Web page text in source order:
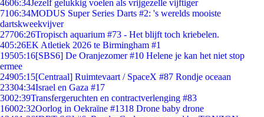
4606:34Jezelf gelukkig voelen als vrijgezelle vijftiger
7106:34MODUS Super Series Darts #2: 's werelds mooiste
dartskweekvijver
27706:26Tropisch aquarium #73 - Het blijft toch kriebelen.
405:26EK Atletiek 2026 te Birmingham #1
19505:16[SBS6] De Oranjezomer #10 Helene je kan het niet stop
ermee
24905:15[Centraal] Ruimtevaart / SpaceX #87 Rondje oceaan
23304:34Israel en Gaza #17
3002:39Transfergeruchten en contractverlenging #83
16002:32Oorlog in Oekraïne #1318 Drone baby drone